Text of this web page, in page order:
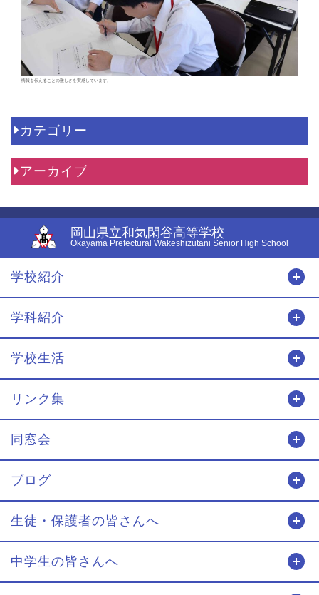
情報を伝えることの難しさを実感しています。
カテゴリー
アーカイブ
岡山県立和気閑谷高等学校
Okayama Prefectural Wakeshizutani Senior High School
学校紹介
学科紹介
学校生活
リンク集
同窓会
ブログ
生徒・保護者の皆さんへ
中学生の皆さんへ